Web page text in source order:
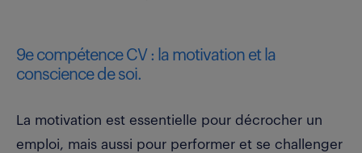
9e compétence CV : la motivation et la
conscience de soi.
La motivation est essentielle pour décrocher un
emploi, mais aussi pour performer et se challenger